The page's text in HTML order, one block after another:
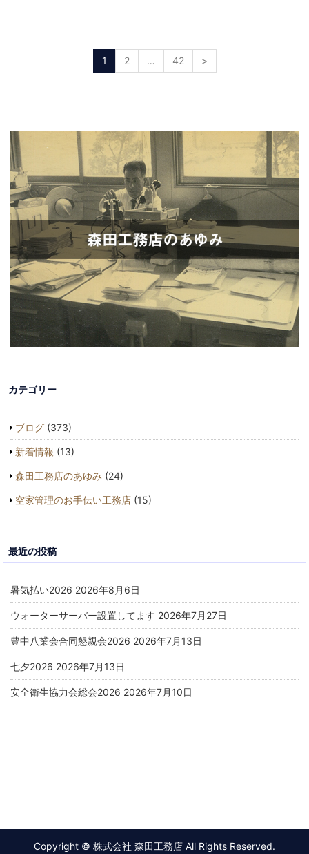
1 2 … 42 >
カテゴリー
ブログ (373)
新着情報 (13)
森田工務店のあゆみ (24)
空家管理のお手伝い工務店 (15)
最近の投稿
暑気払い2026 2026年8月6日
ウォーターサーバー設置してます 2026年7月27日
豊中八業会合同懇親会2026 2026年7月13日
七夕2026 2026年7月13日
安全衛生協力会総会2026 2026年7月10日
Copyright © 株式会社 森田工務店 All Rights Reserved.